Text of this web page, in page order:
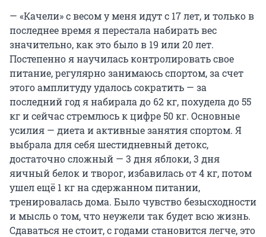
— «Качели» с весом у меня идут с 17 лет, и только в
последнее время я перестала набирать вес
значительно, как это было в 19 или 20 лет.
Постепенно я научилась контролировать свое
питание, регулярно занимаюсь спортом, за счет
этого амплитуду удалось сократить — за
последний год я набирала до 62 кг, похудела до 55
кг и сейчас стремлюсь к цифре 50 кг. Основные
усилия — диета и активные занятия спортом. Я
выбрала для себя шестидневный детокс,
достаточно сложный — 3 дня яблоки, 3 дня
яичный белок и творог, избавилась от 4 кг, потом
ушел ещё 1 кг на сдержанном питании,
тренировалась дома. Было чувство безысходности
и мысль о том, что неужели так будет всю жизнь.
Сдаваться не стоит, с годами становится легче, это